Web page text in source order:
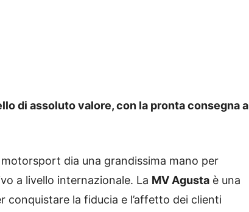
di assoluto valore, con la pronta consegna a
dia una grandissima mano per
a livello internazionale. La MV Agusta è una
la fiducia e l’affetto dei clienti